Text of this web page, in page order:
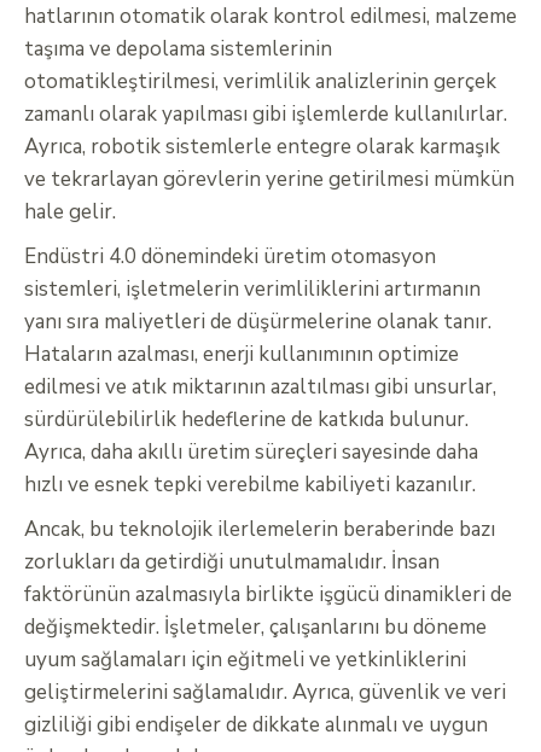
hatlarının otomatik olarak kontrol edilmesi, malzeme
taşıma ve depolama sistemlerinin
otomatikleştirilmesi, verimlilik analizlerinin gerçek
zamanlı olarak yapılması gibi işlemlerde kullanılırlar.
Ayrıca, robotik sistemlerle entegre olarak karmaşık
ve tekrarlayan görevlerin yerine getirilmesi mümkün
hale gelir.
Endüstri 4.0 dönemindeki üretim otomasyon
sistemleri, işletmelerin verimliliklerini artırmanın
yanı sıra maliyetleri de düşürmelerine olanak tanır.
Hataların azalması, enerji kullanımının optimize
edilmesi ve atık miktarının azaltılması gibi unsurlar,
sürdürülebilirlik hedeflerine de katkıda bulunur.
Ayrıca, daha akıllı üretim süreçleri sayesinde daha
hızlı ve esnek tepki verebilme kabiliyeti kazanılır.
Ancak, bu teknolojik ilerlemelerin beraberinde bazı
zorlukları da getirdiği unutulmamalıdır. İnsan
faktörünün azalmasıyla birlikte işgücü dinamikleri de
değişmektedir. İşletmeler, çalışanlarını bu döneme
uyum sağlamaları için eğitmeli ve yetkinliklerini
geliştirmelerini sağlamalıdır. Ayrıca, güvenlik ve veri
gizliliği gibi endişeler de dikkate alınmalı ve uygun